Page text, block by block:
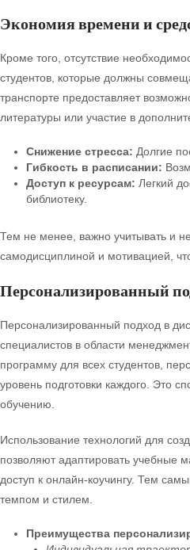
Экономия времени и
Кроме того, отсутствие
студентов, которые должны
транспорте предоставляет
литературы или участие в
Снижение стресса: Долгие
Гибкость в расписании:
Доступ к ресурсам: Легкий
библиотеку.
Тем не менее, важно учитывать и
самодисциплиной и мотивацией,
Персонализированный
Персонализированный подход в
специалистов в области
программу для всех студентов,
уровень подготовки каждого. Это
обучению.
Использование технологий для
позволяют адаптировать учебные
доступ к онлайн-коучингу. Тем
темпом и стилем.
Преимущества